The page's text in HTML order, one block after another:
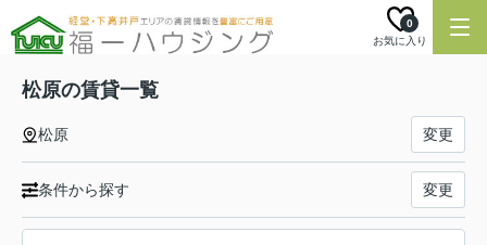
お気に入り
0
松原の賃貸一覧
松原 変更
条件から探す 変更